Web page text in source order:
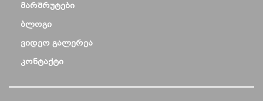
ᲛᲐᲠᲨᲠᲣᲢᲔᲑᲘ
ᲑᲚᲝᲒᲘ
ᲕᲘᲓᲔᲝ ᲒᲐᲚᲔᲠᲔᲐ
ᲙᲝᲜᲢᲐᲥᲢᲘ